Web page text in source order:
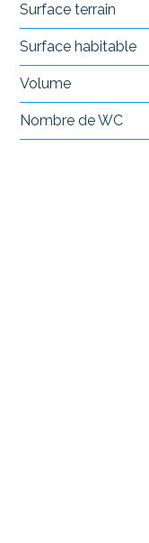
Surface terrain
Surface habitable
Volume
Nombre de WC